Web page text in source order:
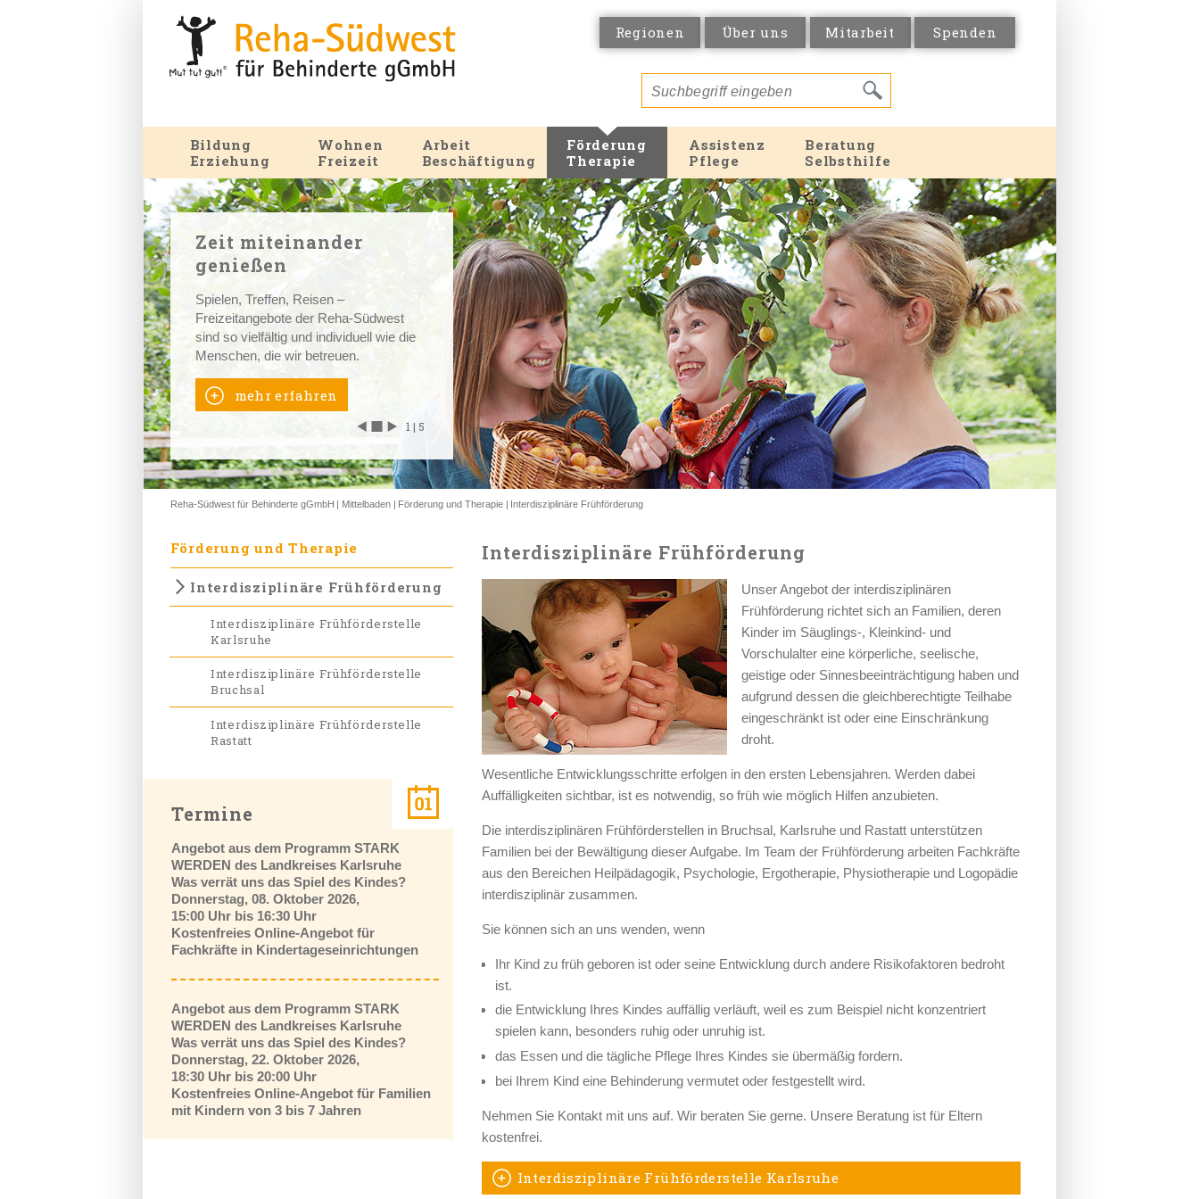
Regionen Über uns Mitarbeit Spenden
Bildung
Erziehung
Wohnen
Freizeit
Arbeit
Beschäftigung
Förderung
Therapie
Assistenz
Pflege
Beratung
Selbsthilfe
Zeit miteinander
genießen
Spielen, Treffen, Reisen –
Freizeitangebote der Reha-Südwest
sind so vielfältig und individuell wie die
Menschen, die wir betreuen.
mehr erfahren
◀ ◼ ▶ 1| 5
◀ ◼ ▶ 1| 5
◀ ◼ ▶ 1| 5
◀ ◼ ▶ 1| 5
◀ ◼ ▶ 1| 5
Reha-Südwest für Behinderte gGmbH Mittelbaden Förderung und Therapie Interdisziplinäre Frühförderung
Förderung und Therapie
Interdisziplinäre Frühförderung
Interdisziplinäre Frühförderstelle
Karlsruhe
Interdisziplinäre Frühförderstelle
Bruchsal
Interdisziplinäre Frühförderstelle
Rastatt
Termine
Angebot aus dem Programm STARK
WERDEN des Landkreises Karlsruhe
Was verrät uns das Spiel des Kindes?
Donnerstag, 08. Oktober 2026,
15:00 Uhr bis 16:30 Uhr
Kostenfreies Online-Angebot für
Fachkräfte in Kindertageseinrichtungen
Angebot aus dem Programm STARK
WERDEN des Landkreises Karlsruhe
Was verrät uns das Spiel des Kindes?
Donnerstag, 22. Oktober 2026,
18:30 Uhr bis 20:00 Uhr
Kostenfreies Online-Angebot für Familien
mit Kindern von 3 bis 7 Jahren
Interdisziplinäre Frühförderung
Unser Angebot der interdisziplinären
Frühförderung richtet sich an Familien, deren
Kinder im Säuglings-, Kleinkind- und
Vorschulalter eine körperliche, seelische,
geistige oder Sinnesbeeinträchtigung haben und
aufgrund dessen die gleichberechtigte Teilhabe
eingeschränkt ist oder eine Einschränkung
droht.
Wesentliche Entwicklungsschritte erfolgen in den ersten Lebensjahren. Werden dabei
Auffälligkeiten sichtbar, ist es notwendig, so früh wie möglich Hilfen anzubieten.
Die interdisziplinären Frühförderstellen in Bruchsal, Karlsruhe und Rastatt unterstützen
Familien bei der Bewältigung dieser Aufgabe. Im Team der Frühförderung arbeiten Fachkräfte
aus den Bereichen Heilpädagogik, Psychologie, Ergotherapie, Physiotherapie und Logopädie
interdisziplinär zusammen.
Sie können sich an uns wenden, wenn
Ihr Kind zu früh geboren ist oder seine Entwicklung durch andere Risikofaktoren bedroht
ist.
die Entwicklung Ihres Kindes auffällig verläuft, weil es zum Beispiel nicht konzentriert
spielen kann, besonders ruhig oder unruhig ist.
das Essen und die tägliche Pflege Ihres Kindes sie übermäßig fordern.
bei Ihrem Kind eine Behinderung vermutet oder festgestellt wird.
Nehmen Sie Kontakt mit uns auf. Wir beraten Sie gerne. Unsere Beratung ist für Eltern
kostenfrei.
Interdisziplinäre Frühförderstelle Karlsruhe